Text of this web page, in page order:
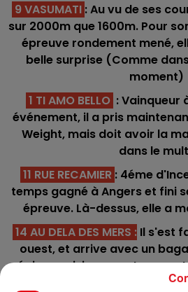
9 VASUMATI : Au vu de ses
sur 2000m que 1600m. Pour
épreuve rondement mené,
belle surprise (Comme
moment)
1 TI AMO BELLO : Vainqueur
événement, il a pris
Weight, mais doit avoir la
dans le
11 RUE RECAMIER : 4éme
temps gagné à Angers et fini
épreuve. Là-dessus, elle a
14 AU DELA DES MERS : Il s'est
ouest, et arrive avec un
région parisienne,
bas de